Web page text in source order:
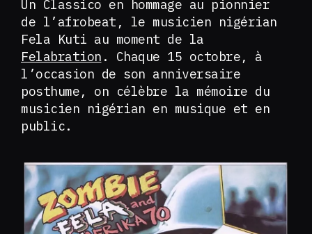
Un Classico en hommage au pionnier
de l’afrobeat, le musicien nigérian
Fela Kuti au moment de la
Felabration . Chaque 15 octobre, à
l’occasion de son anniversaire
posthume, on célèbre la mémoire du
musicien nigérian en musique et en
public.